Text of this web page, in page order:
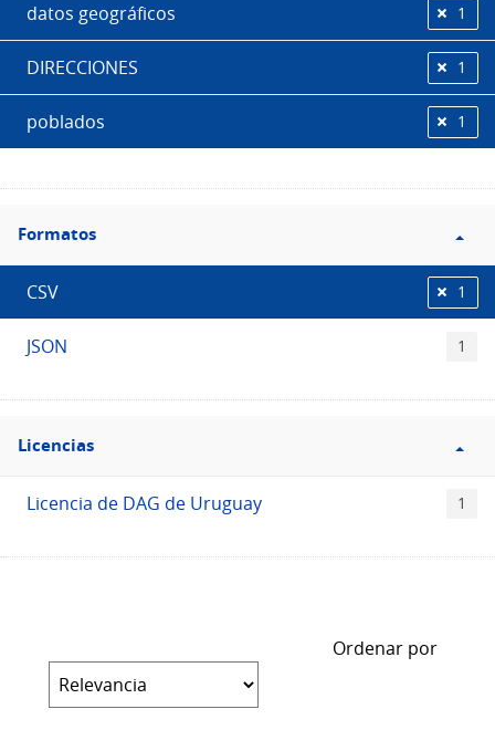
datos geográficos 1
DIRECCIONES 1
poblados 1
Filtro
Formatos
Formatos
CSV 1
JSON 1
Filtro
Licencias
Licencias
Licencia de DAG de Uruguay 1
Ordenar por